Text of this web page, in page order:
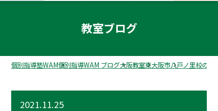
教室ブログ
個別指導塾WAM個別指導WAM ブログ大阪教室東大阪市八戸ノ里校のス
2021.11.25